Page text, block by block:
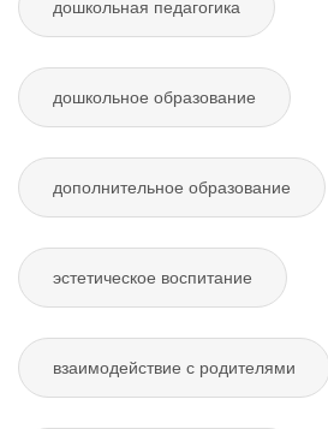
дошкольная педагогика
дошкольное образование
дополнительное образование
эстетическое воспитание
взаимодействие с родителями